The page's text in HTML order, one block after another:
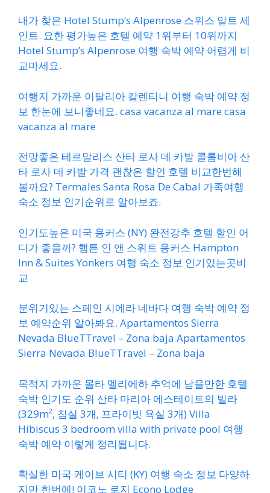
내가 찾은 Hotel Stump’s Alpenrose 스위스 알트 세
인트. 요한 평가높은 호텔 예약 1위부터 10위까지
Hotel Stump’s Alpenrose 여행 숙박 예약 어렵게 비
교마세요.
여행지 가까운 이탈리아 칼렌티니 여행 숙박 예약 정
보 한눈에 보니좋네요. casa vacanza al mare casa
vacanza al mare
전망좋은 테르말리스 산타 로사 데 카발 콜롬비아 산
타 로사 데 카발 가격 괜찮은 할인 호텔 비교한번해
볼까요? Termales Santa Rosa De Cabal 가족여행
숙소 정보 인기순위로 알아보죠.
인기도높은 미국 용커스 (NY) 완전강추 호텔 할인 어
디가 좋을까? 햄튼 인 앤 스위트 용커스 Hampton
Inn & Suites Yonkers 여행 숙소 정보 인기있는곳비
교
분위기있는 스페인 시에라 네바다 여행 숙박 예약 정
보 예약순위 알아봐요. Apartamentos Sierra
Nevada BlueTTravel – Zona baja Apartamentos
Sierra Nevada BlueTTravel – Zona baja
목적지 가까운 몰타 멜리에하 추억에 남을만한 호텔
숙박 인기도 순위 산타 마리아 에스테이트의 빌라
(329m², 침실 3개, 프라이빗 욕실 3개) Villa
Hibiscus 3 bedroom villa with private pool 여행
숙박 예약 이렇게 정리됩니다.
확실한 미국 케이브 시티 (KY) 여행 숙소 정보 다양하
지만 한번에! 이코노 로지 Econo Lodge